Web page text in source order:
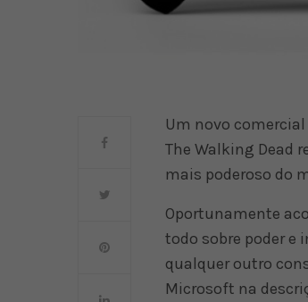
Um novo
The Walking Dead
mais poderoso do
Oportunamente
todo sobre poder e
qualquer outro
Microsoft na